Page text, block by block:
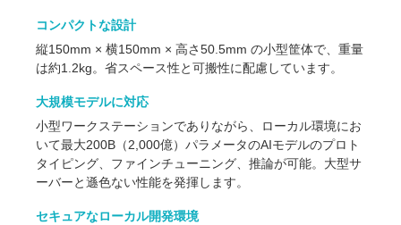
コンパクトな設計
縦150mm × 横150mm × 高さ50.5mm の小型筐体で、重量
は約1.2kg。省スペース性と可搬性に配慮しています。
大規模モデルに対応
小型ワークステーションでありながら、ローカル環境にお
いて最大200B（2,000億）パラメータのAIモデルのプロト
タイピング、ファインチューニング、推論が可能。大型サ
ーバーと遜色ない性能を発揮します。
セキュアなローカル開発環境